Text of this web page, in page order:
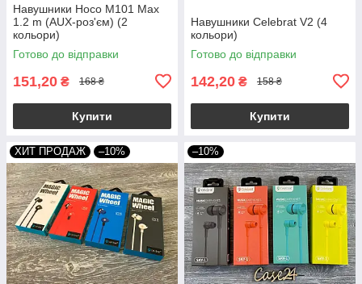
Навушники Hoco M101 Max
1.2 m (AUX-роз'єм) (2
кольори)
Готово до відправки
151,20 ₴ 168 ₴
Купити
Навушники Celebrat V2 (4
кольори)
Готово до відправки
142,20 ₴ 158 ₴
Купити
ХИТ ПРОДАЖ –10% –10%